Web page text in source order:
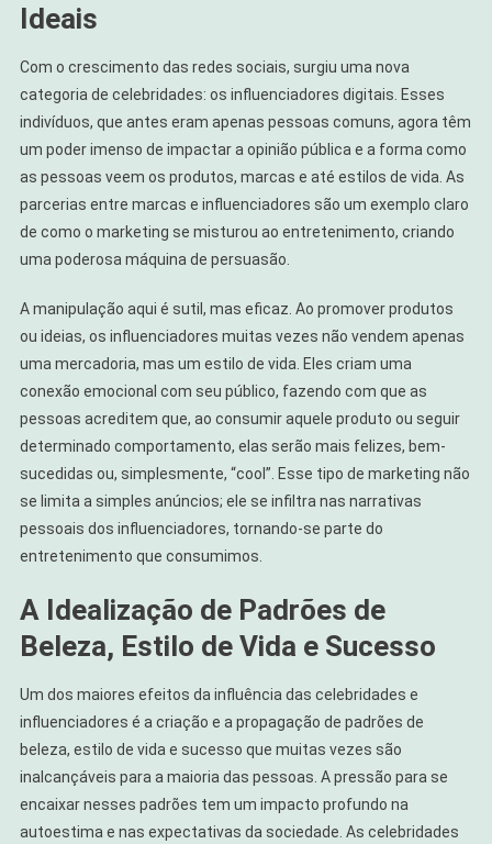
Ideais
Com o crescimento das redes sociais, surgiu uma nova
categoria de celebridades: os influenciadores digitais. Esses
indivíduos, que antes eram apenas pessoas comuns, agora têm
um poder imenso de impactar a opinião pública e a forma como
as pessoas veem os produtos, marcas e até estilos de vida. As
parcerias entre marcas e influenciadores são um exemplo claro
de como o marketing se misturou ao entretenimento, criando
uma poderosa máquina de persuasão.
A manipulação aqui é sutil, mas eficaz. Ao promover produtos
ou ideias, os influenciadores muitas vezes não vendem apenas
uma mercadoria, mas um estilo de vida. Eles criam uma
conexão emocional com seu público, fazendo com que as
pessoas acreditem que, ao consumir aquele produto ou seguir
determinado comportamento, elas serão mais felizes, bem-
sucedidas ou, simplesmente, “cool”. Esse tipo de marketing não
se limita a simples anúncios; ele se infiltra nas narrativas
pessoais dos influenciadores, tornando-se parte do
entretenimento que consumimos.
A Idealização de Padrões de
Beleza, Estilo de Vida e Sucesso
Um dos maiores efeitos da influência das celebridades e
influenciadores é a criação e a propagação de padrões de
beleza, estilo de vida e sucesso que muitas vezes são
inalcançáveis para a maioria das pessoas. A pressão para se
encaixar nesses padrões tem um impacto profundo na
autoestima e nas expectativas da sociedade. As celebridades